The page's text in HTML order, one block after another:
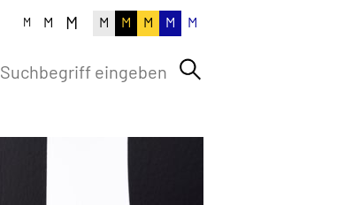
M M M M M M M M